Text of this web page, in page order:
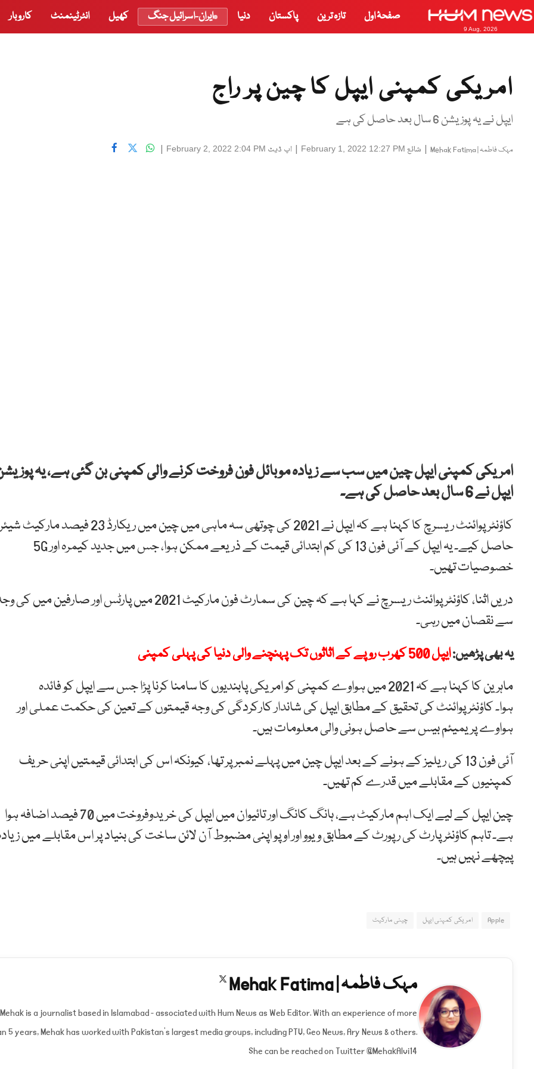
9 Aug, 2026
صفحۂ اول تازہ ترین پاکستان دنیا ایران-اسرائیل جنگ کھیل انٹرٹینمنٹ کاروبار
امریکی کمپنی ایپل کا چین پر راج
ایپل نے یہ پوزیشن 6 سال بعد حاصل کی ہے
مہک فاطمہ | Mehak Fatima | شائع February 1, 2022 12:27 PM
| اپ ڈیٹ February 2, 2022 2:04 PM
|
امریکی کمپنی ایپل چین میں سب سے زیادہ موبائل فون فروخت کرنے والی کمپنی بن گئی ہے، یہ
ایپل نے 6 سال بعد حاصل کی ہے۔
کاؤنٹرپوائنٹ ریسرچ کا کہنا ہے کہ ایپل نے 2021 کی چوتھی سہ ماہی میں چین میں ریکارڈ 23 فیصد مارکیٹ شیئر
حاصل کیے۔ یہ ایپل کے آئی فون 13 کی کم ابتدائی قیمت کے ذریعے ممکن ہوا، جس میں جدید کیمرہ اور 5G
خصوصیات تھیں۔
دریں اثنا، کاؤنٹرپوائنٹ ریسرچ نے کہا ہے کہ چین کی سمارٹ فون مارکیٹ 2021 میں پارٹس اور صارفین میں
سے نقصان میں رہی۔
یہ بھی پڑھیں:ایپل 500 کھرب روپے کے اثاثوں تک پہنچنے والی دنیا کی پہلی کمپنی
ماہرین کا کہنا ہے کہ 2021 میں ہواوے کمپنی کو امریکی پابندیوں کا سامنا کرنا پڑا جس سے ایپل کو فائدہ
ہوا۔ کاؤنٹر پوائنٹ کی تحقیق کے مطابق ایپل کی شاندار کارکردگی کی وجہ قیمتوں کے تعین کی حکمت عملی اور
ہواوے پریمیئم بیس سے حاصل ہونی والی معلومات ہیں۔
آئی فون 13 کی ریلیز کے ہونے کے بعد ایپل چین میں پہلے نمبر پر تھا، کیونکہ اس کی ابتدائی قیمتیں اپنی حریف
کمپنیوں کے مقابلے میں قدرے کم تھیں۔
چین ایپل کے لیے ایک اہم مارکیٹ ہے، ہانگ کانگ اور تائیوان میں ایپل کی خریدوفروخت میں 70 فیصد اضافہ ہوا
ہے۔ تاہم کاؤنٹر پارٹ کی رپورٹ کے مطابق ویوو اور اوپو اپنی مضبوط آن لائن ساخت کی بنیاد پر اس مقابلے میں
پیچھے نہیں ہیں۔
Apple امریکی کمپنی ایپل چینی مارکیٹ
مہک فاطمہ | Mehak Fatima
Mehak is a journalist based in Islamabad - associated with Hum News as Web Editor. With an experience of more
5 years, Mehak has worked with Pakistan's largest media groups, including PTV, Geo News, Ary News & others.
She can be reached on Twitter @MehakAlvi14